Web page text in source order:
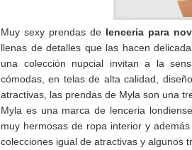
Muy sexy prendas de lenceria para
llenas de detalles que las hacen
una colección nupcial invitan a la
cómodas, en telas de alta calidad,
atractivas, las prendas de Myla son una
Myla es una marca de lenceria
muy hermosas de ropa interior y
colecciones igual de atractivas y algunos